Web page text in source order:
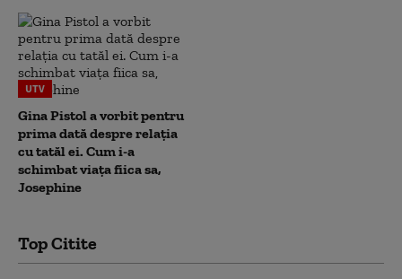
UTV
Gina Pistol a vorbit pentru
prima dată despre relația
cu tatăl ei. Cum i-a
schimbat viața fiica sa,
Josephine
Top Citite